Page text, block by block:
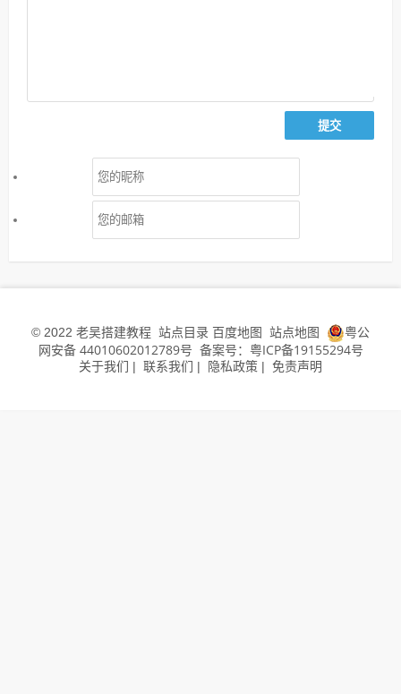
© 2022 老吴搭建教程 站点目录 百度地图 站点地图
粤公
网安备 44010602012789号 备案号：粤ICP备19155294号
关于我们 | 联系我们 | 隐私政策 | 免责声明